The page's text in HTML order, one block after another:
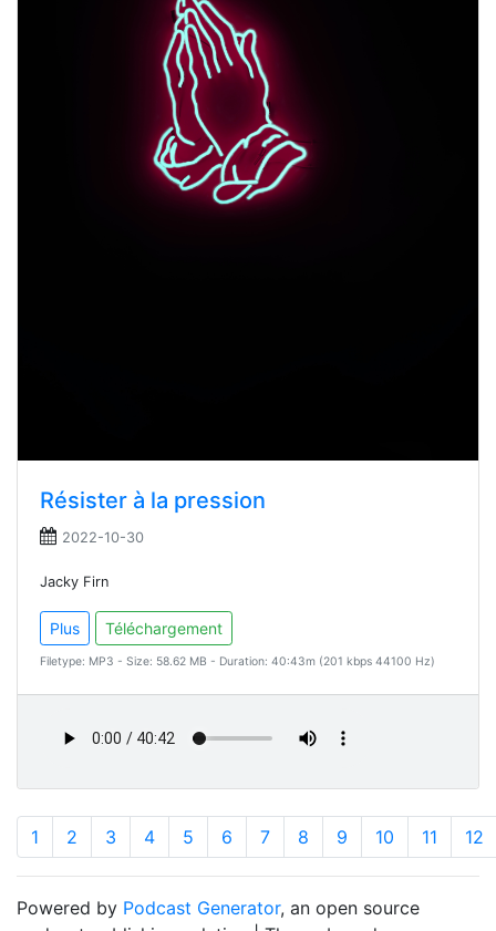
Résister à la pression
2022-10-30
Jacky Firn
Plus Téléchargement
Filetype: MP3 - Size: 58.62 MB - Duration: 40:43m (201 kbps 44100 Hz)
1 2 3 4 5 6 7 8 9 10 11 12
Powered by Podcast Generator, an open source